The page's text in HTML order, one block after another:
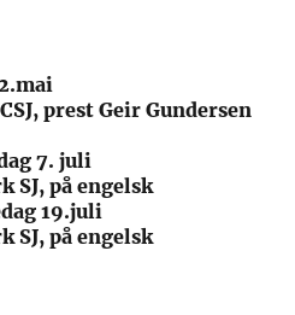
prest Geir Gundersen
7. juli
SJ, på engelsk
19.juli
SJ, på engelsk